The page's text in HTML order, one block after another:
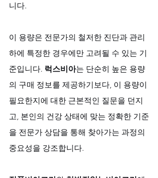
니다.
이 용량은 전문가의 철저한 진단과 관리
하에 특정한 경우에만 고려될 수 있는 기
준입니다. 럭스비아는 단순히 높은 용량
의 구매 정보를 제공하기보다, 이 용량이
필요한지에 대한 근본적인 질문을 던지
고, 본인의 건강 상태에 맞는 정확한 기준
을 전문가 상담을 통해 찾아가는 과정의
중요성을 강조합니다.